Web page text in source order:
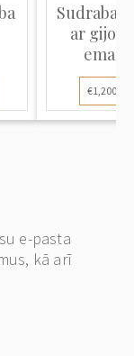
Sudraba
ar
emalju
€1,200.00
e-pasta
kā arī